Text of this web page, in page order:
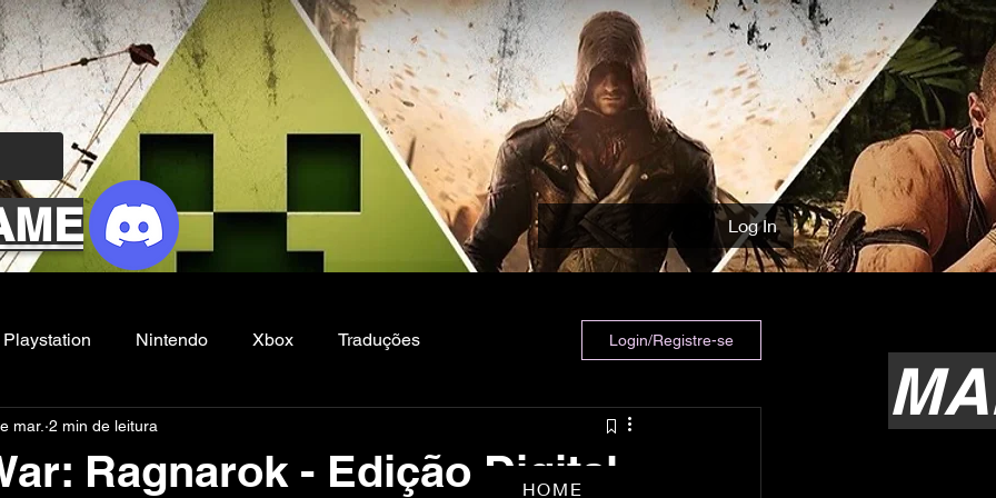
Log In
Playstation Nintendo Xbox Traduções
Filmes e Series
Login/Registre-se
Ragnarok - Edição Digital
mar. 2 min de leitura
HOME